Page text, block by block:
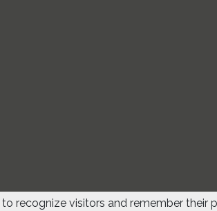
recognize visitors and remember their